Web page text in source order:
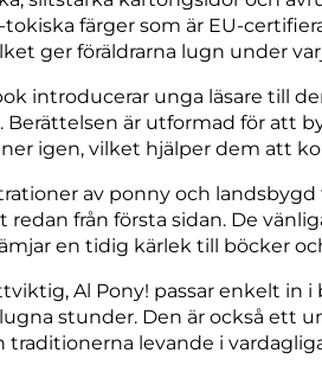
färger som är EU-
ger föräldrarna lugn under
introducerar unga läsare till
Berättelsen är utformad för att
igen, vilket hjälper dem att
av ponny och
från första sidan. De
en tidig kärlek till böcker
Al Pony! passar enkelt in
stunder. Den är också ett
traditionerna levande i